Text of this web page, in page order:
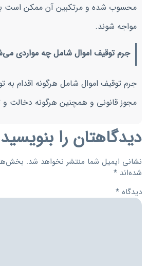
محسوب شده و مرتکبین آن ممکن است
مواجه شوند.
جرم توقیف اموال شامل چه مواردی
جرم توقیف اموال شامل هرگونه اقدام به
مجوز قانونی و همچنین هرگونه دخالت
دیدگاهتان را بنویسید
نشانی ایمیل شما منتشر نخواهد شد.
شده‌اند *
دیدگاه *